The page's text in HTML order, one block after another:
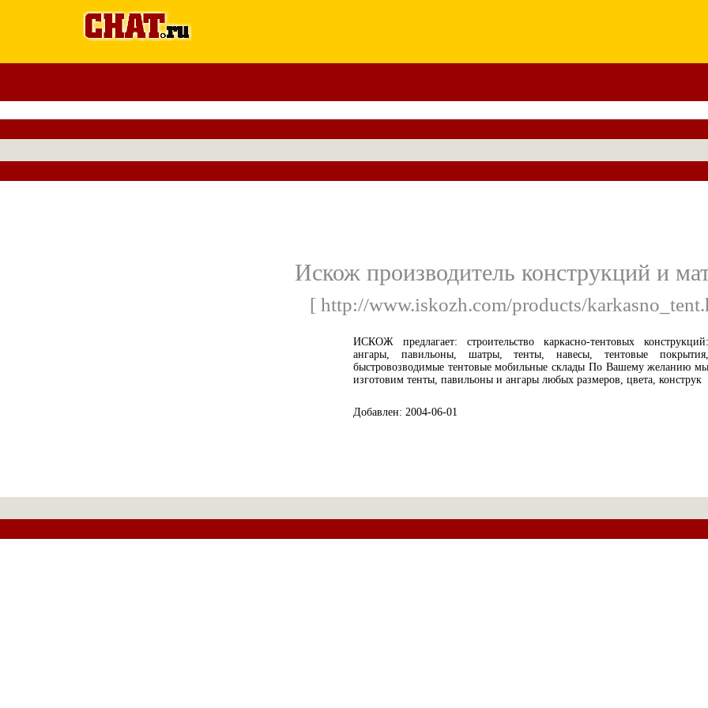
Искож производитель конструкций и
[ http://www.iskozh.com/products/
ИСКОЖ предлагает: строительство каркасно-тентовых конструкций:
ангары, павильоны, шатры, тенты, навесы, тентовые покрытия,
быстровозводимые тентовые мобильные склады По Вашему желанию мы
изготовим тенты, павильоны и ангары любых размеров, цвета, конструк
Добавлен: 2004-06-01